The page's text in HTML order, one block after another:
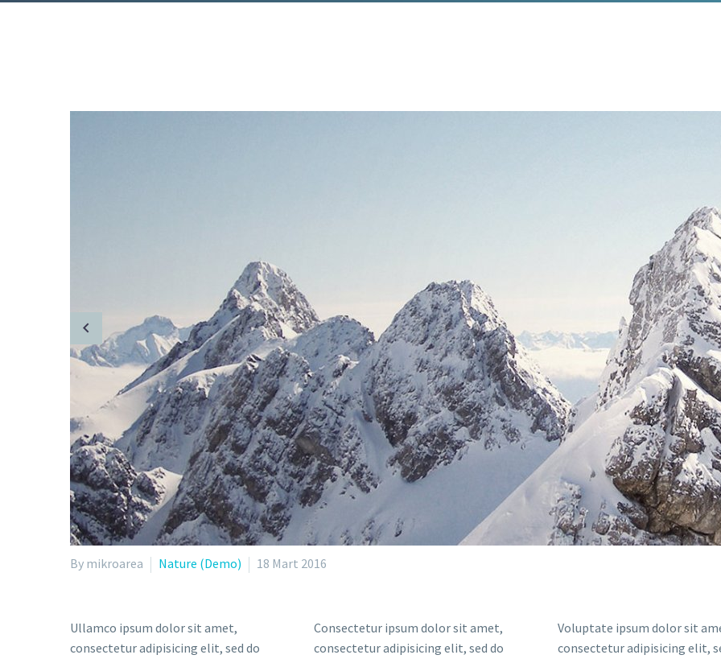
By mikroarea Nature (Demo) 18 Mart 2016
Ullamco ipsum dolor sit amet,
consectetur adipisicing elit, sed do
Consectetur ipsum dolor sit amet,
consectetur adipisicing elit, sed do
Voluptate ipsum dolor sit
consectetur adipisicing elit,